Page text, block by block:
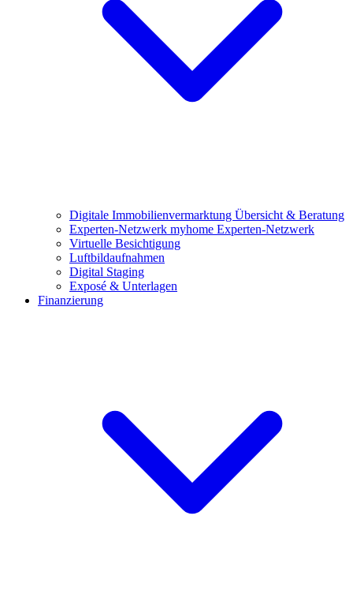
Digitale Immobilienvermarktung Übersicht & Beratung
Experten-Netzwerk myhome Experten-Netzwerk
Virtuelle Besichtigung
Luftbildaufnahmen
Digital Staging
Exposé & Unterlagen
Finanzierung